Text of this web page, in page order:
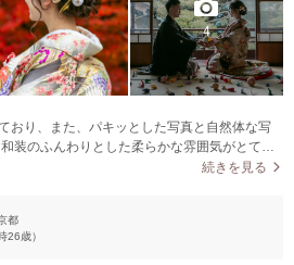
4
おり、また、パキッとした写真と自然体な写
装のふんわりとした柔らかな雰囲気がとても
続きを見る
都
26歳）